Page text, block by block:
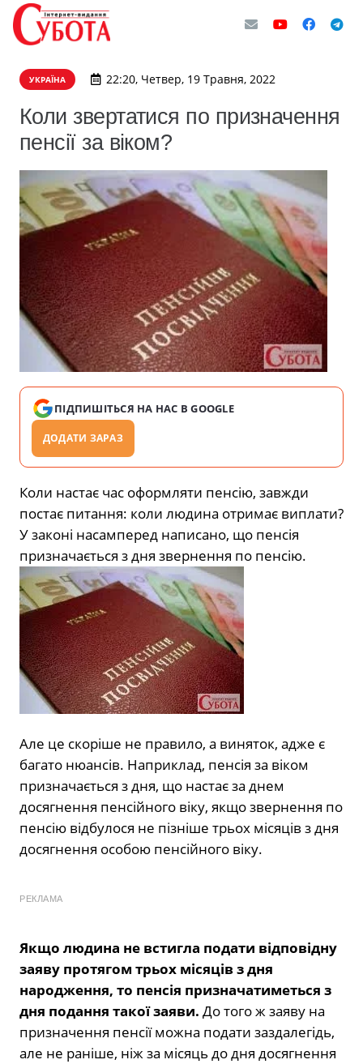
УКРАЇНА 22:20, Четвер, 19 Травня, 2022
Коли звертатися по призначення
пенсії за віком?
ПІДПИШІТЬСЯ НА НАС В GOOGLE
ДОДАТИ ЗАРАЗ
Коли настає час оформляти пенсію, завжди
постає питання: коли людина отримає виплати?
У законі насамперед написано, що пенсія
призначається з дня звернення по пенсію.
Але це скоріше не правило, а виняток, адже є
багато нюансів. Наприклад, пенсія за віком
призначається з дня, що настає за днем
досягнення пенсійного віку, якщо звернення по
пенсію відбулося не пізніше трьох місяців з дня
досягнення особою пенсійного віку.
РЕКЛАМА
Якщо людина не встигла подати відповідну
заяву протягом трьох місяців з дня
народження, то пенсія призначатиметься з
дня подання такої заяви. До того ж заяву на
призначення пенсії можна подати заздалегідь,
але не раніше, ніж за місяць до дня досягнення